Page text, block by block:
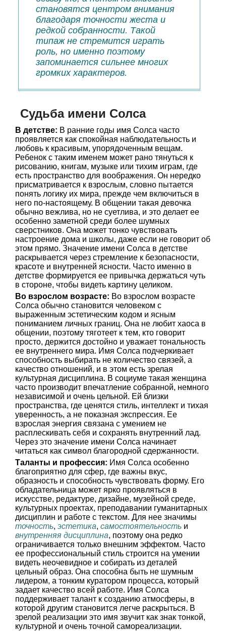
становятся центром внимания
благодаря точности жеста и
редкой собранности. Такой
типаж не стремится играть
роль, но именно поэтому
запоминается сильнее многих
громких характеров.
Судьба имени Солса
В детстве: В ранние годы имя Солса часто
проявляется как спокойная наблюдательность и
любовь к красивым, упорядоченным вещам.
Ребенок с таким именем может рано тянуться к
рисованию, книгам, музыке или тихим играм, где
есть пространство для воображения. Он нередко
присматривается к взрослым, словно пытается
понять логику их мира, прежде чем включиться в
него по-настоящему. В общении такая девочка
обычно вежлива, но не суетлива, и это делает ее
особенно заметной среди более шумных
сверстников. Она может тонко чувствовать
настроение дома и школы, даже если не говорит об
этом прямо. Значение имени Солса в детстве
раскрывается через стремление к безопасности,
красоте и внутренней ясности. Часто именно в
детстве формируется ее привычка держаться чуть
в стороне, чтобы видеть картину целиком.
Во взрослом возрасте: Во взрослом возрасте
Солса обычно становится человеком с
выраженным эстетическим кодом и ясным
пониманием личных границ. Она не любит хаоса в
общении, поэтому тяготеет к тем, кто говорит
просто, держится достойно и уважает тональность
ее внутреннего мира. Имя Солса подчеркивает
способность выбирать не количество связей, а
качество отношений, и в этом есть зрелая
культурная дисциплина. В социуме такая женщина
часто производит впечатление собранной, немного
независимой и очень цельной. Ей близки
пространства, где ценятся стиль, интеллект и тихая
уверенность, а не показная экспрессия. Ее
взрослая энергия связана с умением не
расплескивать себя и сохранять внутренний лад.
Через это значение имени Солса начинает
читаться как символ благородной сдержанности.
Таланты и профессия: Имя Солса особенно
благоприятно для сфер, где важны вкус,
образность и способность чувствовать форму. Его
обладательница может ярко проявляться в
искусстве, редактуре, дизайне, музейной среде,
культурных проектах, преподавании гуманитарных
дисциплин и работе с текстом. Для нее значимы
точность, эстетика, самостоятельность и
внутренняя дисциплина, поэтому она редко
ограничивается только внешним эффектом. Часто
ее профессиональный стиль строится на умении
видеть неочевидное и собирать из деталей
цельный образ. Она способна быть не шумным
лидером, а тонким куратором процесса, который
задает качество всей работе. Имя Солса
поддерживает талант к созданию атмосферы, в
которой другим становится легче раскрыться. В
зрелой реализации это имя звучит как знак тонкой,
культурной и очень точной самореализации.